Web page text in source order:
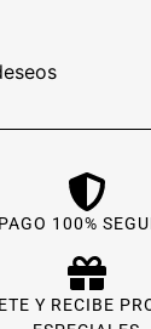
PAGO 100%
Y RECIBE